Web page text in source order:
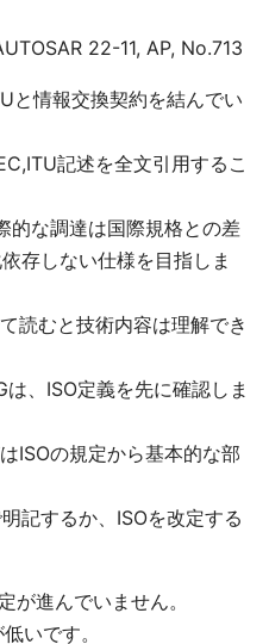
22-11, AP, No.713
と情報交換契約を結んでい
記述を全文引用するこ
的な調達は国際規格との差
存しない仕様を目指しま
読むと技術内容は理解でき
、ISO定義を先に確認しま
ISOの規定から基本的な部
記するか、ISOを改定する
が進んでいません。
いです。